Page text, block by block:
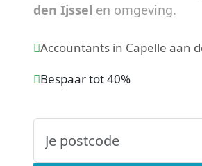
den Ijssel en omgeving.
Accountants in Capelle aan
Bespaar tot 40%